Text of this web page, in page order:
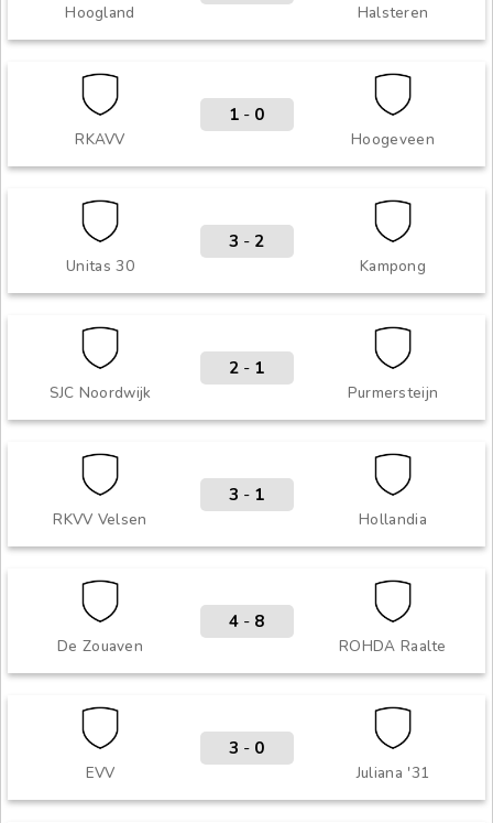
Hoogland Halsteren
RKAVV Hoogeveen
1 - 0
Unitas 30 Kampong
3 - 2
SJC Noordwijk Purmersteijn
2 - 1
RKVV Velsen Hollandia
3 - 1
De Zouaven ROHDA Raalte
4 - 8
EVV Juliana '31
3 - 0